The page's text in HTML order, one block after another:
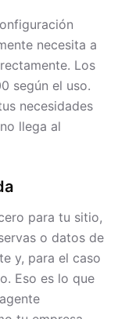
necesita a
Los
según el uso.
necesidades
llega al
para tu sitio,
o datos de
y, para el caso
Eso es lo que